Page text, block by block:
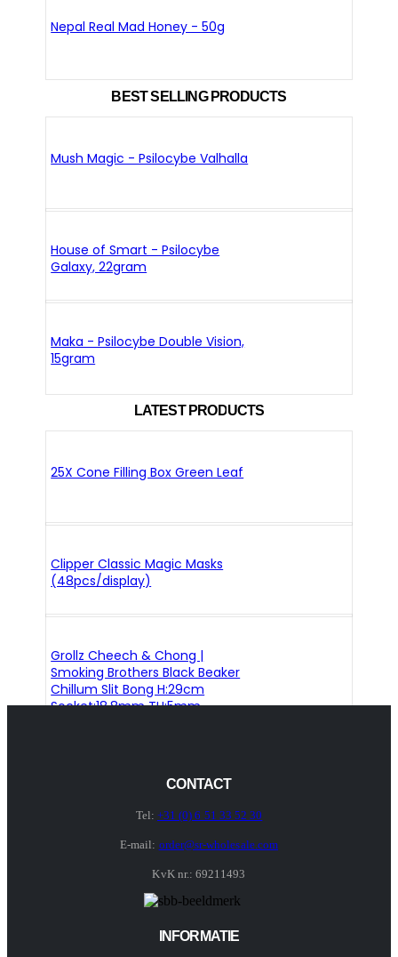
Nepal Real Mad Honey - 50g
BEST SELLING PRODUCTS
Mush Magic - Psilocybe Valhalla
House of Smart - Psilocybe
Galaxy, 22gram
Maka - Psilocybe Double Vision,
15gram
LATEST PRODUCTS
25X Cone Filling Box Green Leaf
Clipper Classic Magic Masks
(48pcs/display)
Grollz Cheech & Chong |
Smoking Brothers Black Beaker
Chillum Slit Bong H:29cm
Socket:18.8mm TH:5mm
CONTACT
Tel: +31 (0) 6 51 33 52 30
E-mail: order@sr-wholesale.com
KvK nr.: 69211493
INFORMATIE